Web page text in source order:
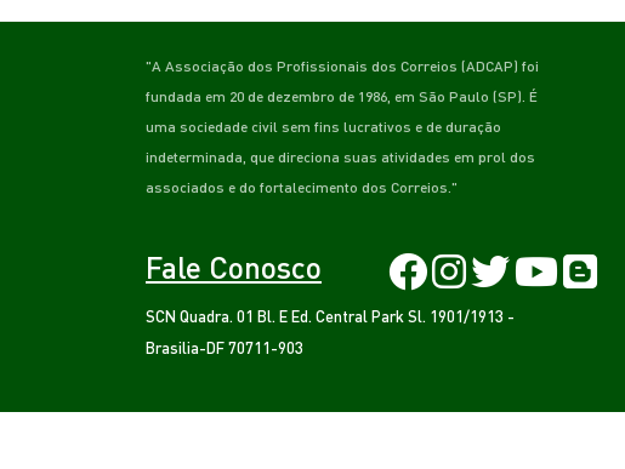
"A Associação dos Profissionais dos Correios (ADCAP) foi
fundada em 20 de dezembro de 1986, em São Paulo (SP). É
uma sociedade civil sem fins lucrativos e de duração
indeterminada, que direciona suas atividades em prol dos
associados e do fortalecimento dos Correios."
Fale Conosco
SCN Quadra. 01 Bl. E Ed. Central Park Sl. 1901/1913 -
Brasilia-DF 70711-903